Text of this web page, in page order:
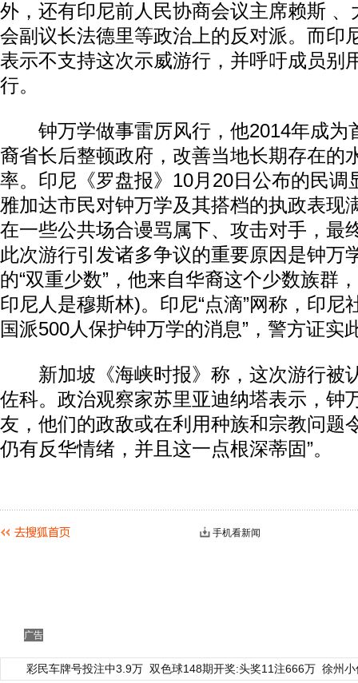
外，还有印尼前人民协商会议主席赖斯 、
会副议长法德里等政治上的反对派。而印
表示不支持这次示威游行，并呼吁成员别
行。
钟万学做事雷厉风行，他2014年成为
裔省长后整顿政府，改善当地长期存在的
率。印尼《罗盘报》10月20日公布的民调
雅加达市民对钟万学及其搭档的执政表现
在一些公共场合谩骂属下、攻击对手，最
此次游行引发诸多争议的重要原因是钟万
的“双重少数”，他来自华裔这个少数族群
印尼人是穆斯林)。印尼“点滴”网称，印尼
国派500人保护钟万学的消息”，警方证实
新加坡《海峡时报》称，这次游行被
佐科。政治观察家苏里亚迪纳塔表示，钟
友，他们的政敌或在利用种族和宗教问题
仍有反华情绪，并且这一点根深蒂固”。
手机看新闻
广告
彩民车牌号投注中3.9万 双色球148期开奖:头奖11注666万 徐州